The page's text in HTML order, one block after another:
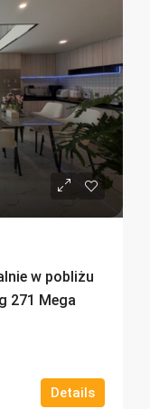
w pobliżu
271 Mega
Details